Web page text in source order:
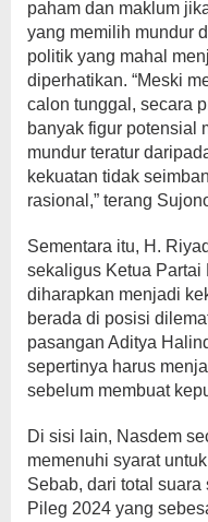
paham dan maklum
yang memilih mundur
politik yang mahal
diperhatikan. “Meski
calon tunggal, secara
banyak figur potensial
mundur teratur
kekuatan tidak
rasional,” terang
Sementara itu, H.
sekaligus Ketua Partai
diharapkan menjadi
berada di posisi
pasangan Aditya
sepertinya harus
sebelum membuat
Di sisi lain, Nasdem
memenuhi syarat
Sebab, dari total suara
Pileg 2024 yang